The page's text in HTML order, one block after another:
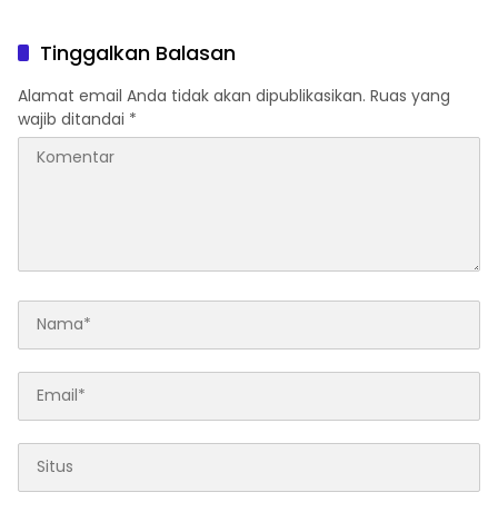
Tinggalkan Balasan
Alamat email Anda tidak akan dipublikasikan. Ruas yang
wajib ditandai *